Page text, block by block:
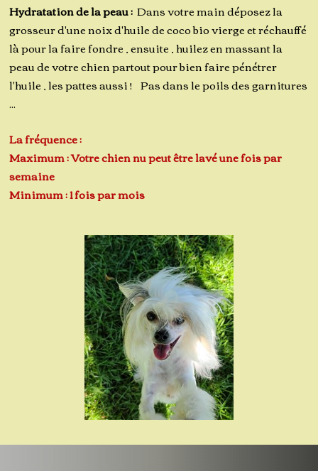
Hydratation de la peau : Dans votre main déposez la
grosseur d'une noix d'huile de coco bio vierge et réchauffé
là pour la faire fondre , ensuite , huilez en massant la
peau de votre chien partout pour bien faire pénétrer
l'huile , les pattes aussi ! Pas dans le poils des garnitures
...
La fréquence :
Maximum : Votre chien nu peut être lavé une fois par
semaine
Minimum : 1 fois par mois